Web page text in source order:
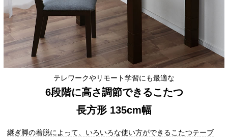
テレワークやリモート学習にも最適な
6段階に高さ調節できるこたつ
長方形 135cm幅
継ぎ脚の着脱によって、いろいろな使い方ができるこたつテーブ